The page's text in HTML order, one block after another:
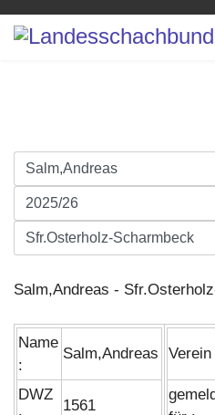
Salm,Andreas -
Name
:
Salm,Andreas
DWZ
1561
Verein